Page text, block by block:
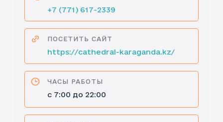
+7 (771) 617-2339
ПОСЕТИТЬ САЙТ
https://cathedral-karaganda.kz/
ЧАСЫ РАБОТЫ
с 7:00 до 22:00